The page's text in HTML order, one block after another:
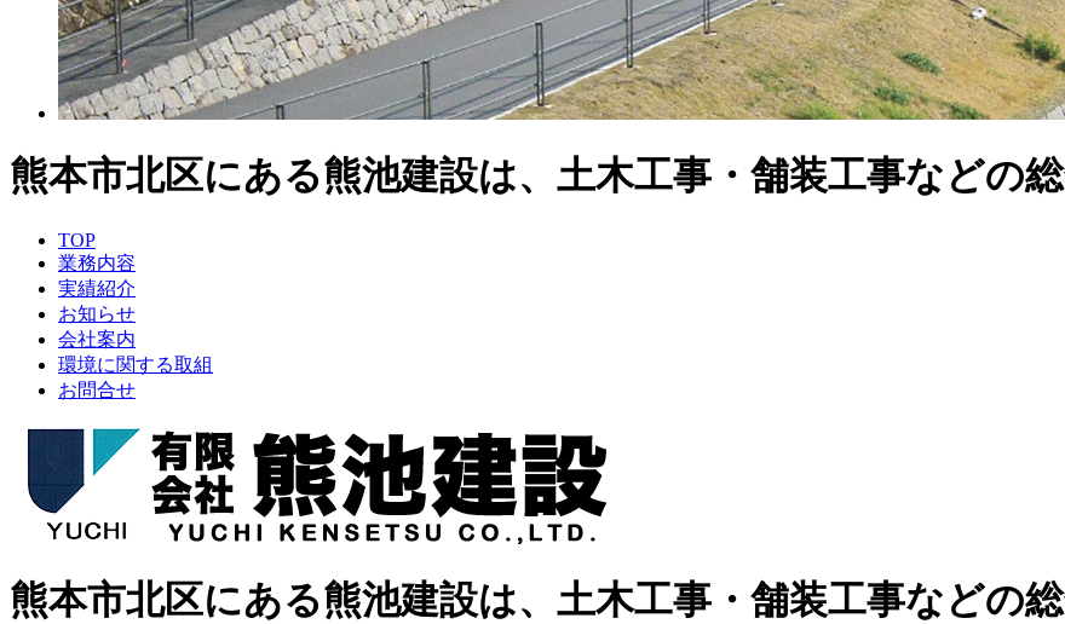
熊本市北区にある熊池建設は、土木工事・舗装工事などの
TOP
業務内容
実績紹介
お知らせ
会社案内
環境に関する取組
お問合せ
熊本市北区にある熊池建設は、土木工事・舗装工事などの